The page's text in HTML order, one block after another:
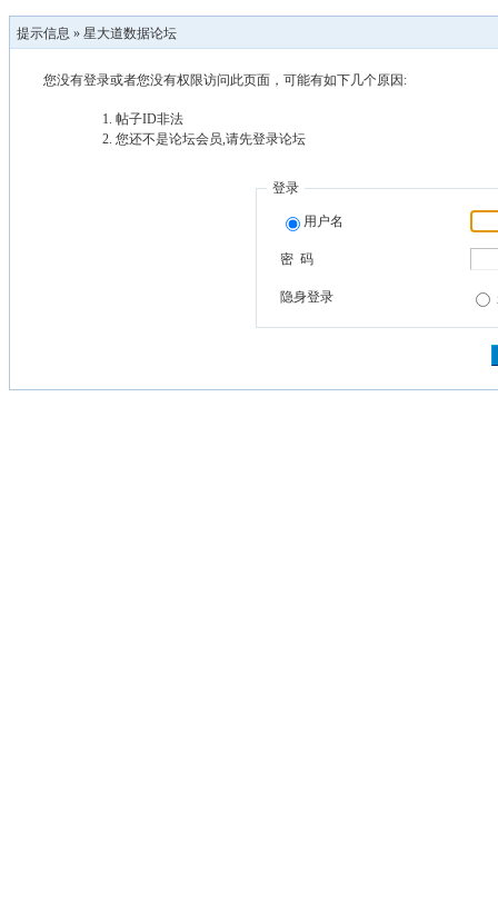
提示信息 » 星大道数据论坛
您没有登录或者您没有权限访问此页面，可能有如下几个原因:
帖子ID非法
您还不是论坛会员,请先登录论坛
登录
用户名
密 码
隐身登录